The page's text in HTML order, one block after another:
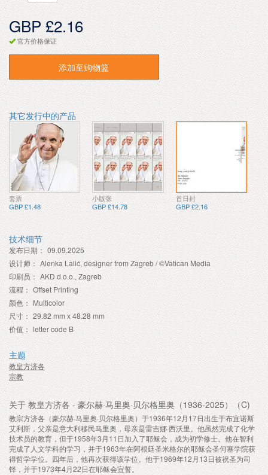
GBP £2.16
官方价格保证
添加至购物篮
其它发行中的产品
套票
GBP £1.48
小版张
GBP £14.78
首日封
GBP £2.16
技术细节
发布日期： 09.09.2025
设计师： Alenka Lalić, designer from Zagreb / ©Vatican Media
印刷员： AKD d.o.o., Zagreb
流程： Offset Printing
颜色： Multicolor
尺寸： 29.82 mm x 48.28 mm
价值： letter code B
主题
教皇方济各
宗教
关于 教皇方济各 - 豪尔赫·马里奥·贝尔格里奥（1936-2025）（C)
教宗方济各（豪尔赫·马里奥·贝尔格里奥）于1936年12月17日出生于布宜诺斯
艾利斯，父亲是意大利移民马里奥，母亲是雷吉娜·西沃里。他虽然完成了化学
技术员的教育，但于1958年3月11日加入了耶稣会，成为初学修士。他在智利
完成了人文学科的学习，并于1963年在阿根廷圣米格尔的耶稣会圣何塞学院获
得哲学学位。四年后，他再次获得该学位。他于1969年12月13日被祝圣为司
铎，并于1973年4月22日在耶稣会宣誓。